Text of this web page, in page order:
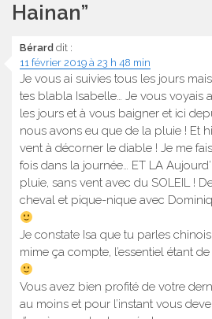
Hainan”
Bérard dit :
11 février 2019 à 23 h 48 min
Je vous ai suivies tous les jours
tes blabla Isabelle… Je vous voyais
les jours et à vous baigner et ici
nous avons eu que de la pluie ! Et
vent à décorner le diable ! Je me
fois dans la journée… ET LA
pluie, sans vent avec du SOLEIL !
cheval et pique-nique avec
Je constate Isa que tu parles
mime ça compte, l’essentiel étant
Vous avez bien profité de votre
au moins et pour l’instant vous